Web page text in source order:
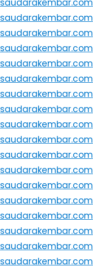
saudarakembar.com
saudarakembar.com
saudarakembar.com
saudarakembar.com
saudarakembar.com
saudarakembar.com
saudarakembar.com
saudarakembar.com
saudarakembar.com
saudarakembar.com
saudarakembar.com
saudarakembar.com
saudarakembar.com
saudarakembar.com
saudarakembar.com
saudarakembar.com
saudarakembar.com
saudarakembar.com